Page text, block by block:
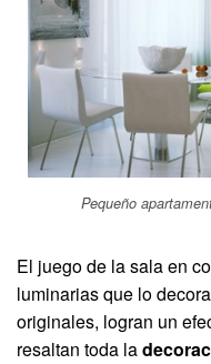
Pequeño
El juego de la sala en
luminarias que lo
originales, logran un
resaltan toda la